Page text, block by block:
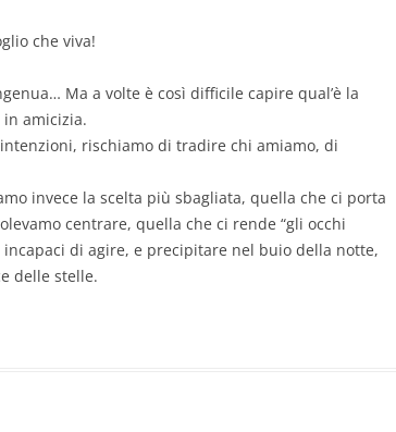
che viva!
Ma a volte è così difficile capire qual’è la
amicizia.
rischiamo di tradire chi amiamo, di
invece la scelta più sbagliata, quella che ci porta
centrare, quella che ci rende “gli occhi
incapaci di agire, e precipitare nel buio della notte,
delle stelle.